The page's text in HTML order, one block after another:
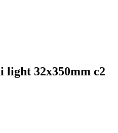
light 32x350mm c2